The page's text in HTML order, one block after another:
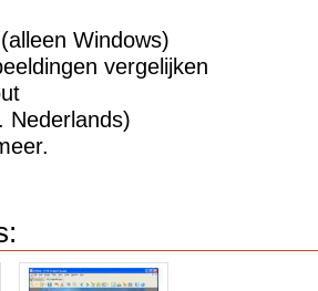
Windows)
vergelijken
Nederlands)